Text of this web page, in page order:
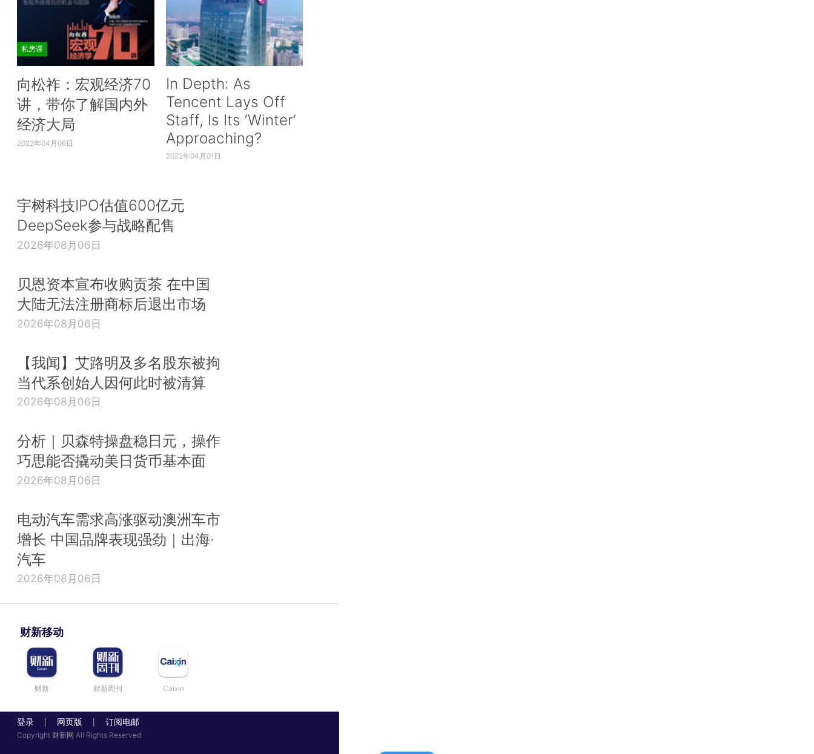
私房课
向松祚：宏观经济70
讲，带你了解国内外
经济大局
2022年04月06日
In Depth: As
Tencent Lays Off
Staff, Is Its ‘Winter’
Approaching?
2022年04月01日
宇树科技IPO估值600亿元
DeepSeek参与战略配售
2026年08月06日
贝恩资本宣布收购贡茶 在中国
大陆无法注册商标后退出市场
2026年08月06日
【我闻】艾路明及多名股东被拘
当代系创始人因何此时被清算
2026年08月06日
分析｜贝森特操盘稳日元，操作
巧思能否撬动美日货币基本面
2026年08月06日
电动汽车需求高涨驱动澳洲车市
增长 中国品牌表现强劲｜出海·
汽车
2026年08月06日
财新移动
财新 财新周刊 Caixin
登录 网页版 订阅电邮
Copyright 财新网 All Rights Reserved